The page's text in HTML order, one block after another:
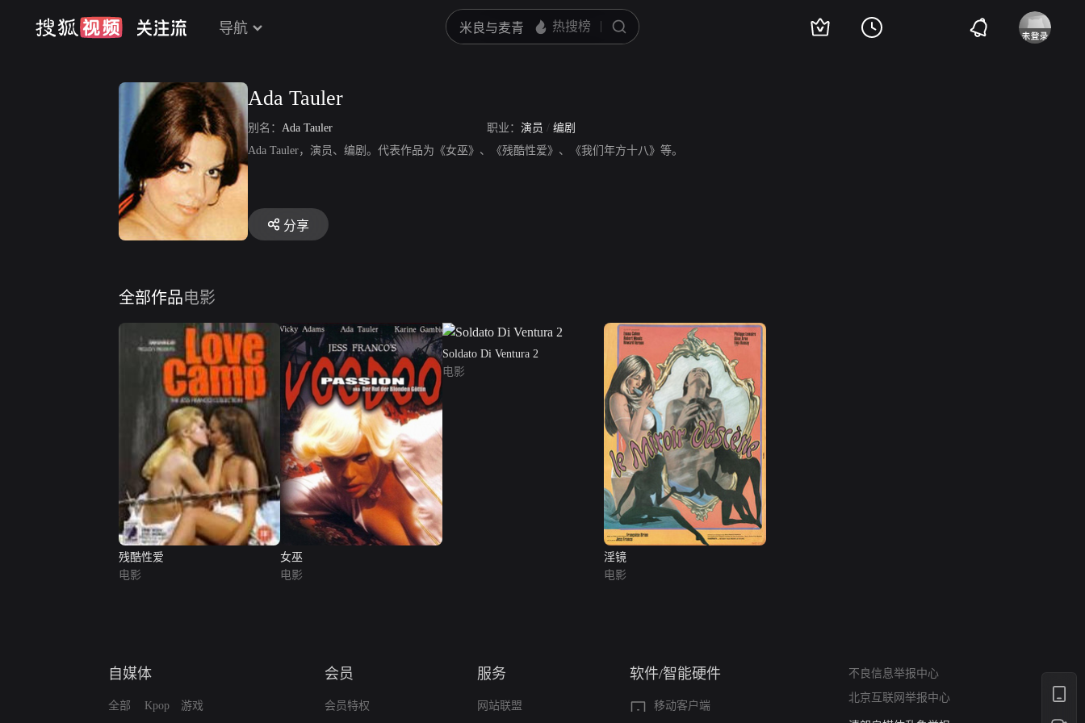
导航
Ada Tauler
别名： Ada Tauler 职业： 演员 / 编剧
Ada Tauler，演员、编剧。代表作品为《女巫》、《残酷性爱》、《我们年方十八》等。
分享
全部作品电影
残酷性爱
电影
女巫
电影
Soldato Di Ventura 2
电影
淫镜
电影
自媒体
全部 Kpop 游戏
会员
会员特权
服务
网站联盟
软件/智能硬件
移动客户端
不良信息举报中心
北京互联网举报中心
涉政举报入口
涉未成年人举报
清朗自媒体乱象举报